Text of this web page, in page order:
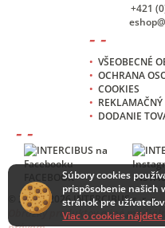
+421
- -
• VŠEOBECNÉ
• OCHRANA
• COOKIES
•
• DODANIE
- -
FACEBOOK
© 2013 -2026 INTERCIBUS s. r.
Obrázky produktov a iné
Súbory cookies
prispôsobenie našich
stránok pre
Viac o cookies